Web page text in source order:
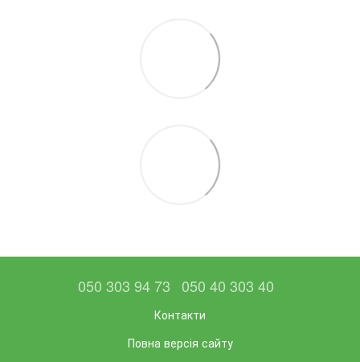
050 303 94 73 050 40 303 40
Контакти
Повна версія сайту